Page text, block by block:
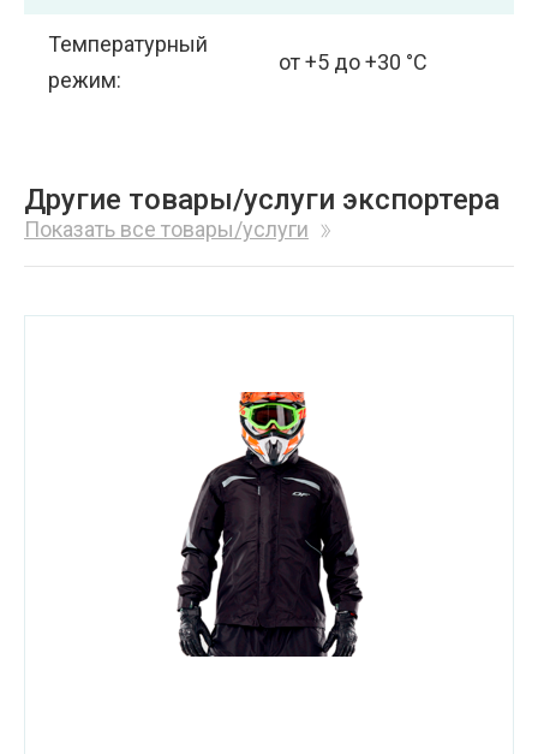
Температурный
режим:
от +5 до +30 °С
Другие товары/услуги экспортера
Показать все товары/услуги